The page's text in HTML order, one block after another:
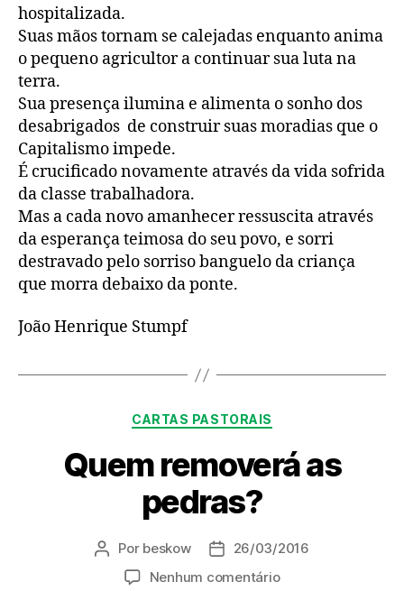
hospitalizada.
Suas mãos tornam se calejadas enquanto anima
o pequeno agricultor a continuar sua luta na
terra.
Sua presença ilumina e alimenta o sonho dos
desabrigados de construir suas moradias que o
Capitalismo impede.
É crucificado novamente através da vida sofrida
da classe trabalhadora.
Mas a cada novo amanhecer ressuscita através
da esperança teimosa do seu povo, e sorri
destravado pelo sorriso banguelo da criança
que morra debaixo da ponte.
João Henrique Stumpf
Categorias
CARTAS PASTORAIS
Quem removerá as
pedras?
Autor
Por beskow
Data26/03/2016
Nenhum comentárioem